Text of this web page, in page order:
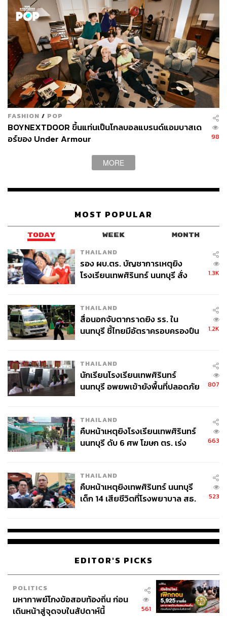
FASHION / POP
BOYNEXTDOOR ขึ้นแท่นเป็นโกลบอลแบรนด์แอมบาสเด
อร์ของ Under Armour
98
MORE
MOST POPULAR
TODAY WEEK MONTH
THAILAND
รอง ผบ.ตร. บัญชาการเหตุยิง
โรงเรียนเทพศิรินทร์ นนทบุรี สั่ง
1.3K
THAILAND
สื่อนอกจับตากราดยิง รร. ใน
นนทบุรี ชี้ไทยมีอัตราครอบครองปืน
1.2K
THAILAND
นักเรียนโรงเรียนเทพศิรินทร์
นนทบุรี อพยพเข้ายังพื้นที่ปลอดภัย
807
THAILAND
คืบหน้าเหตุยิงโรงเรียนเทพศิรินทร์
นนทบุรี ดับ 6 ศพ โฆษก ตร. เร่ง
663
THAILAND
คืบหน้าเหตุยิงเทพศิรินทร์ นนทบุรี
เด็ก 14 เสียชีวิตที่โรงพยาบาล สธ.
523
EDITOR'S PICKS
POLITICS
มหากาพย์โกงข้อสอบท้องถิ่น ก่อน
เดินหน้าสู่จุดจบในสัปดาห์นี้
561